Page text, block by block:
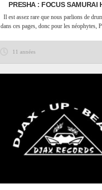
PRESHA : FOCUS SAMURAI
Il est assez rare que nous parlions de
dans ces pages, donc pour les néophytes,
11 années